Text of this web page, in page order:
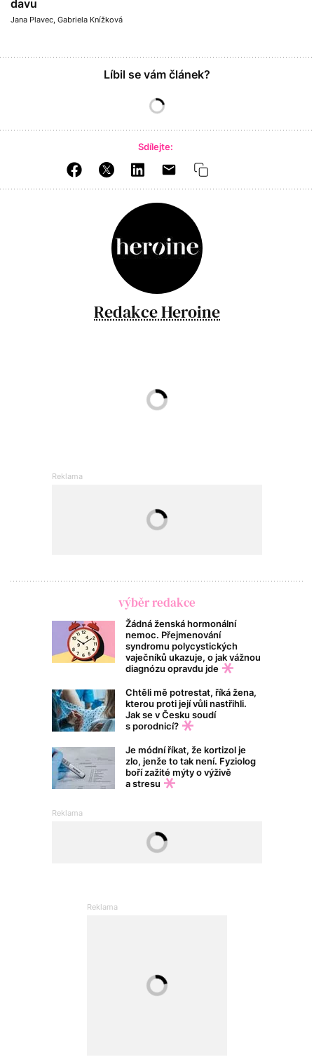
davu
Jana Plavec Gabriela Knížková
Líbil se vám článek?
Sdílejte:
Redakce Heroine
výběr redakce
Žádná ženská hormonální
nemoc. Přejmenování
syndromu polycystických
vaječníků ukazuje, o jak vážnou
diagnózu opravdu jde
Chtěli mě potrestat, říká žena,
kterou proti její vůli nastřihli.
Jak se v Česku soudí
s porodnicí?
Je módní říkat, že kortizol je
zlo, jenže to tak není. Fyziolog
boří zažité mýty o výživě
a stresu